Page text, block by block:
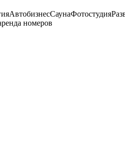
АвтобизнесСаунаФотостудия
номеров